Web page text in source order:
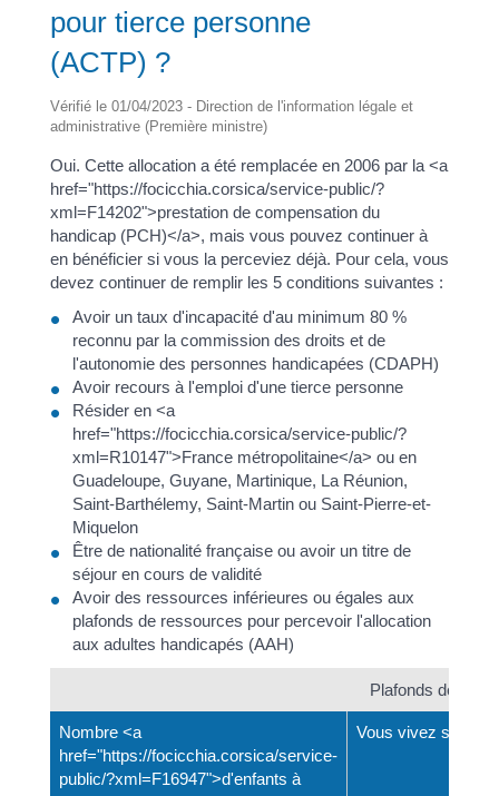
pour tierce personne
(ACTP) ?
Vérifié le 01/04/2023 - Direction de l'information légale et
administrative (Première ministre)
Oui. Cette allocation a été remplacée en 2006 par la <a
href="https://focicchia.corsica/service-public/?
xml=F14202">prestation de compensation du
handicap (PCH)</a>, mais vous pouvez continuer à
en bénéficier si vous la perceviez déjà. Pour cela, vous
devez continuer de remplir les 5 conditions suivantes :
Avoir un taux d'incapacité d'au minimum 80 %
reconnu par la commission des droits et de
l'autonomie des personnes handicapées (CDAPH)
Avoir recours à l'emploi d'une tierce personne
Résider en <a
href="https://focicchia.corsica/service-public/?
xml=R10147">France métropolitaine</a> ou en
Guadeloupe, Guyane, Martinique, La Réunion,
Saint-Barthélemy, Saint-Martin ou Saint-Pierre-et-
Miquelon
Être de nationalité française ou avoir un titre de
séjour en cours de validité
Avoir des ressources inférieures ou égales aux
plafonds de ressources pour percevoir l'allocation
aux adultes handicapés (AAH)
Plafonds de
Nombre <a
href="https://focicchia.corsica/service-
public/?xml=F16947">d'enfants à
Vous vivez seul